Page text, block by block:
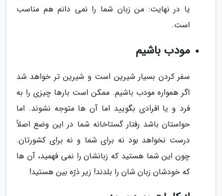
یا در نهایت: من زبان شما را نمی دانم هم مناسب
است.
مودب باشیم
سفر کردن بسیار شیرین است و شیرین تر خواهد شد
اگر همواره مودب باشیم. ممکن است بارها چیزی را به
فرد و یا افرادی بگویید اما آن ها متوجه نشوند. اما
حواستان باشد رفتار گستاخانه شما در این وضع اصلاً
درست نخواهد بود نه برای شما و نه برای کشورتان.
چون این شما هستید که زبانشان را نمی فهمید، آن ها
که خودشان زبان شان را بلدند! زیر ذرّه بین هستید!